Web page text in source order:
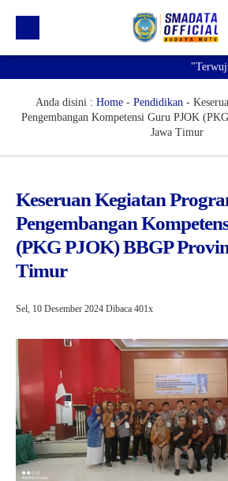
Profil
Prestasi
Saluran Resmi WA
Anda disini : Home- Pendidikan-
Pengembangan Kompetensi Guru PJOK
Jawa Timur
Keseruan Kegiatan
Pengembangan
(PKG PJOK) BBGP
Timur
Sel, 10 Desember 2024 Dibaca 401x